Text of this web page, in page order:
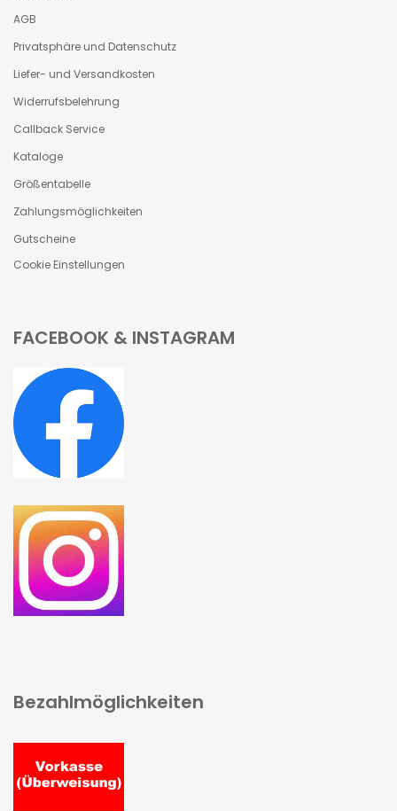
AGB
Privatsphäre und Datenschutz
Liefer- und Versandkosten
Widerrufsbelehrung
Callback Service
Kataloge
Größentabelle
Zahlungsmöglichkeiten
Gutscheine
Cookie Einstellungen
FACEBOOK & INSTAGRAM
Bezahlmöglichkeiten